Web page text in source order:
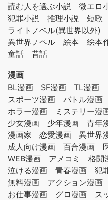
読む人を選ぶ小説
微エロ
犯罪小説
推理小説 短歌
ライトノベル(異世界以外)
異世界ノベル
絵本 絵本
童話
昔話
漫画
BL漫画
SF漫画 TL漫画
スポーツ漫画
バトル漫画
ホラー漫画
ミステリー漫
少女漫画
少年漫画 青年
漫画家
恋愛漫画 異世界
成人向け漫画
百合漫画
WEB漫画
アメコミ 格闘
泣ける漫画
青春漫画 犯
無料漫画
アクション漫画
お仕事漫画
グロ漫画
ス